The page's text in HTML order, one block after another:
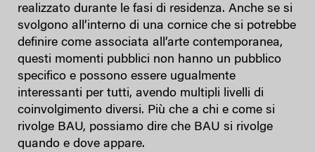
realizzato durante le fasi di residenza. Anche se si
svolgono all’interno di una cornice che si potrebbe
definire come associata all’arte contemporanea,
questi momenti pubblici non hanno un pubblico
specifico e possono essere ugualmente
interessanti per tutti, avendo multipli livelli di
coinvolgimento diversi. Più che a chi e come si
rivolge BAU, possiamo dire che BAU si rivolge
quando e dove appare.